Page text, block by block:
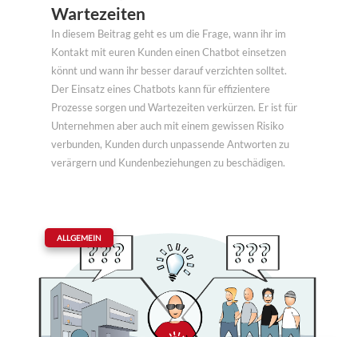
Wartezeiten
In diesem Beitrag geht es um die Frage, wann ihr im
Kontakt mit euren Kunden einen Chatbot einsetzen
könnt und wann ihr besser darauf verzichten solltet.
Der Einsatz eines Chatbots kann für effizientere
Prozesse sorgen und Wartezeiten verkürzen. Er ist für
Unternehmen aber auch mit einem gewissen Risiko
verbunden, Kunden durch unpassende Antworten zu
verärgern und Kundenbeziehungen zu beschädigen.
ALLGEMEIN